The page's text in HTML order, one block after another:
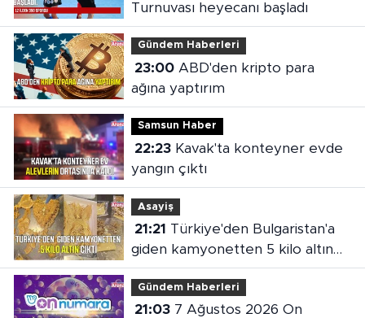
Turnuvası heyecanı başladı
Gündem Haberleri
23:00ABD'den kripto para
ağına yaptırım
Samsun Haber
22:23Kavak'ta konteyner evde
yangın çıktı
Asayiş
21:21
giden kamyonetten 5 kilo altın
çıktı
Gündem Haberleri
21:037 Ağustos 2026 On